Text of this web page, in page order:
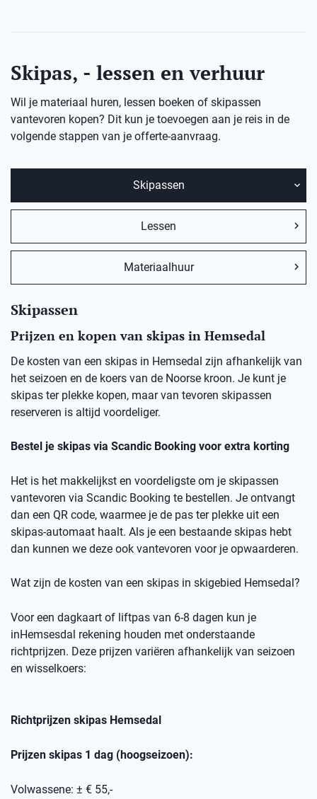
Skipas, - lessen en verhuur
Wil je materiaal huren, lessen boeken of skipassen
vantevoren kopen? Dit kun je toevoegen aan je reis in de
volgende stappen van je offerte-aanvraag.
Skipassen
Lessen
Materiaalhuur
Skipassen
Prijzen en kopen van skipas in Hemsedal
De kosten van een skipas in Hemsedal zijn afhankelijk van
het seizoen en de koers van de Noorse kroon. Je kunt je
skipas ter plekke kopen, maar van tevoren skipassen
reserveren is altijd voordeliger.
Bestel je skipas via Scandic Booking voor extra korting
Het is het makkelijkst en voordeligste om je skipassen
vantevoren via Scandic Booking te bestellen. Je ontvangt
dan een QR code, waarmee je de pas ter plekke uit een
skipas-automaat haalt. Als je een bestaande skipas hebt
dan kunnen we deze ook vantevoren voor je opwaarderen.
Wat zijn de kosten van een skipas in skigebied Hemsedal ?
Voor een dagkaart of liftpas van 6-8 dagen kun je
inHemsesdal rekening houden met onderstaande
richtprijzen. Deze prijzen variëren afhankelijk van seizoen
en wisselkoers:
Richtprijzen skipas Hemsedal
Prijzen skipas 1 dag (hoogseizoen):
Volwassene: ± € 55,-